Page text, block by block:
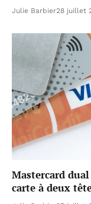
Julie Barbier28 juillet
Mastercard
carte à deux